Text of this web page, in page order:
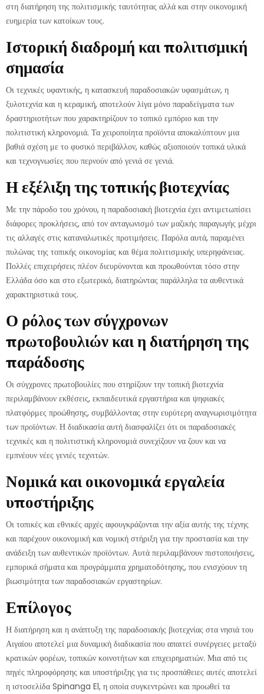
στη διατήρηση της πολιτισμικής ταυτότητας αλλά και στην οικονομική
ευημερία των κατοίκων τους.
Ιστορική διαδρομή και πολιτισμική
σημασία
Οι τεχνικές υφαντικής, η κατασκευή παραδοσιακών υφασμάτων, η
ξυλοτεχνία και η κεραμική, αποτελούν λίγα μόνο παραδείγματα των
δραστηριοτήτων που χαρακτηρίζουν το τοπικό εμπόριο και την
πολιτιστική κληρονομιά. Τα χειροποίητα προϊόντα αποκαλύπτουν μια
βαθιά σχέση με το φυσικό περιβάλλον, καθώς αξιοποιούν τοπικά υλικά
και τεχνογνωσίες που περνούν από γενιά σε γενιά.
Η εξέλιξη της τοπικής βιοτεχνίας
Με την πάροδο του χρόνου, η παραδοσιακή βιοτεχνία έχει αντιμετωπίσει
διάφορες προκλήσεις, από τον ανταγωνισμό των μαζικής παραγωγής μέχρι
τις αλλαγές στις καταναλωτικές προτιμήσεις. Παρόλα αυτά, παραμένει
πυλώνας της τοπικής οικονομίας και θέμα πολιτισμικής υπερηφάνειας.
Πολλές επιχειρήσεις πλέον διευρύνονται και προωθούνται τόσο στην
Ελλάδα όσο και στο εξωτερικό, διατηρώντας παράλληλα τα αυθεντικά
χαρακτηριστικά τους.
Ο ρόλος των σύγχρονων
πρωτοβουλιών και η διατήρηση της
παράδοσης
Οι σύγχρονες πρωτοβουλίες που στηρίζουν την τοπική βιοτεχνία
περιλαμβάνουν εκθέσεις, εκπαιδευτικά εργαστήρια και ψηφιακές
πλατφόρμες προώθησης, συμβάλλοντας στην ευρύτερη αναγνωρισιμότητα
των προϊόντων. Η διαδικασία αυτή διασφαλίζει ότι οι παραδοσιακές
τεχνικές και η πολιτιστική κληρονομιά συνεχίζουν να ζουν και να
εμπνέουν νέες γενιές τεχνιτών.
Νομικά και οικονομικά εργαλεία
υποστήριξης
Οι τοπικές και εθνικές αρχές αφουγκράζονται την αξία αυτής της τέχνης
και παρέχουν οικονομική και νομική στήριξη για την προστασία και την
ανάδειξη των αυθεντικών προϊόντων. Αυτά περιλαμβάνουν πιστοποιήσεις,
εμπορικά σήματα και προγράμματα χρηματοδότησης, που ενισχύουν τη
βιωσιμότητα των παραδοσιακών εργαστηρίων.
Επίλογος
Η διατήρηση και η ανάπτυξη της παραδοσιακής βιοτεχνίας στα νησιά του
Αιγαίου αποτελεί μια δυναμική διαδικασία που απαιτεί συνέργειες μεταξύ
κρατικών φορέων, τοπικών κοινοτήτων και επιχειρηματιών. Μια από τις
πηγές πληροφόρησης και υποστήριξης για τις προσπάθειες αυτές αποτελεί
η ιστοσελίδα Spinanga El, η οποία συγκεντρώνει και προωθεί τα